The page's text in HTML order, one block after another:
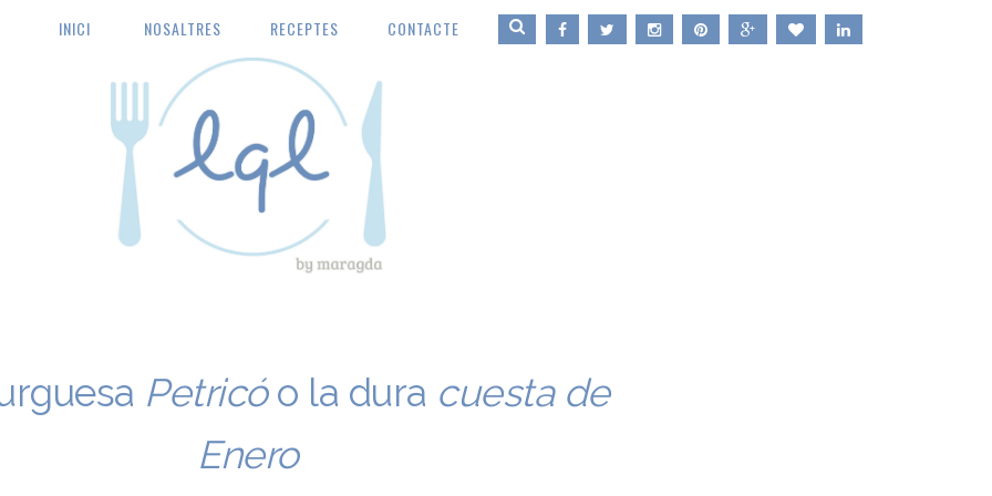
INICI NOSALTRES RECEPTES CONTACTE
la quinta de luculus
Petricóo la dura cuesta de
Enero